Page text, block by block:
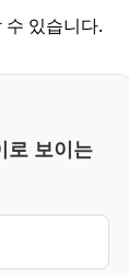
있습니다.
로 보이는